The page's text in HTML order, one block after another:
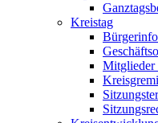
Kreistag
Mitglieder